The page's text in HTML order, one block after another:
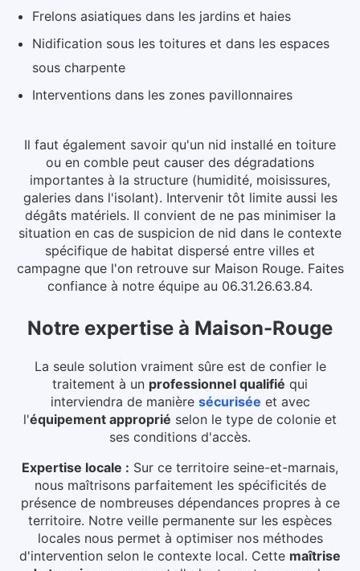
Frelons asiatiques dans les jardins et haies
Nidification sous les toitures et dans les espaces
sous charpente
Interventions dans les zones pavillonnaires
Il faut également savoir qu'un nid installé en toiture
ou en comble peut causer des dégradations
importantes à la structure (humidité, moisissures,
galeries dans l'isolant). Intervenir tôt limite aussi les
dégâts matériels. Il convient de ne pas minimiser la
situation en cas de suspicion de nid dans le contexte
spécifique de habitat dispersé entre villes et
campagne que l'on retrouve sur Maison Rouge. Faites
confiance à notre équipe au 06.31.26.63.84.
Notre expertise à Maison-Rouge
La seule solution vraiment sûre est de confier le
traitement à un professionnel qualifié qui
interviendra de manière sécurisée et avec
l'équipement approprié selon le type de colonie et
ses conditions d'accès.
Expertise locale : Sur ce territoire seine-et-marnais,
nous maîtrisons parfaitement les spécificités de
présence de nombreuses dépendances propres à ce
territoire. Notre veille permanente sur les espèces
locales nous permet à optimiser nos méthodes
d'intervention selon le contexte local. Cette maîtrise